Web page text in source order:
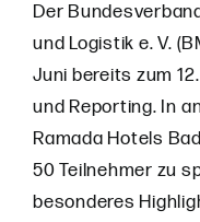
Der
und Logistik e. V.
Juni bereits zum
und Reporting. In
Ramada Hotels
50 Teilnehmer zu
besonderes